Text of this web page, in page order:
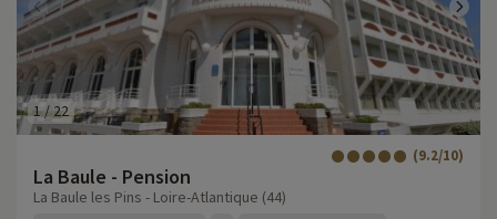
1/22
La Baule - Pension
(9.2/10)
La Baule les Pins - Loire-Atlantique (44)